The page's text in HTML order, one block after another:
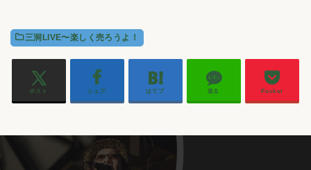
三洞LIVE〜楽しく売ろうよ！
ポスト シェア はてブ 送る Pocket